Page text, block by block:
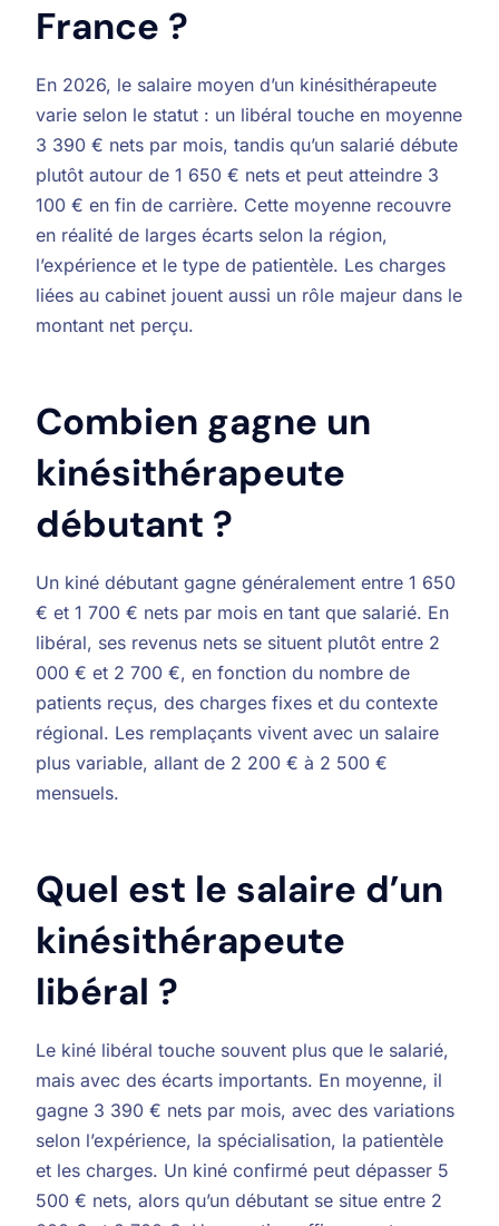
France ?
En 2026, le salaire moyen d’un kinésithérapeute
varie selon le statut : un libéral touche en moyenne
3 390 € nets par mois, tandis qu’un salarié débute
plutôt autour de 1 650 € nets et peut atteindre 3
100 € en fin de carrière. Cette moyenne recouvre
en réalité de larges écarts selon la région,
l’expérience et le type de patientèle. Les charges
liées au cabinet jouent aussi un rôle majeur dans le
montant net perçu.
Combien gagne un
kinésithérapeute
débutant ?
Un kiné débutant gagne généralement entre 1 650
€ et 1 700 € nets par mois en tant que salarié. En
libéral, ses revenus nets se situent plutôt entre 2
000 € et 2 700 €, en fonction du nombre de
patients reçus, des charges fixes et du contexte
régional. Les remplaçants vivent avec un salaire
plus variable, allant de 2 200 € à 2 500 €
mensuels.
Quel est le salaire d’un
kinésithérapeute
libéral ?
Le kiné libéral touche souvent plus que le salarié,
mais avec des écarts importants. En moyenne, il
gagne 3 390 € nets par mois, avec des variations
selon l’expérience, la spécialisation, la patientèle
et les charges. Un kiné confirmé peut dépasser 5
500 € nets, alors qu’un débutant se situe entre 2